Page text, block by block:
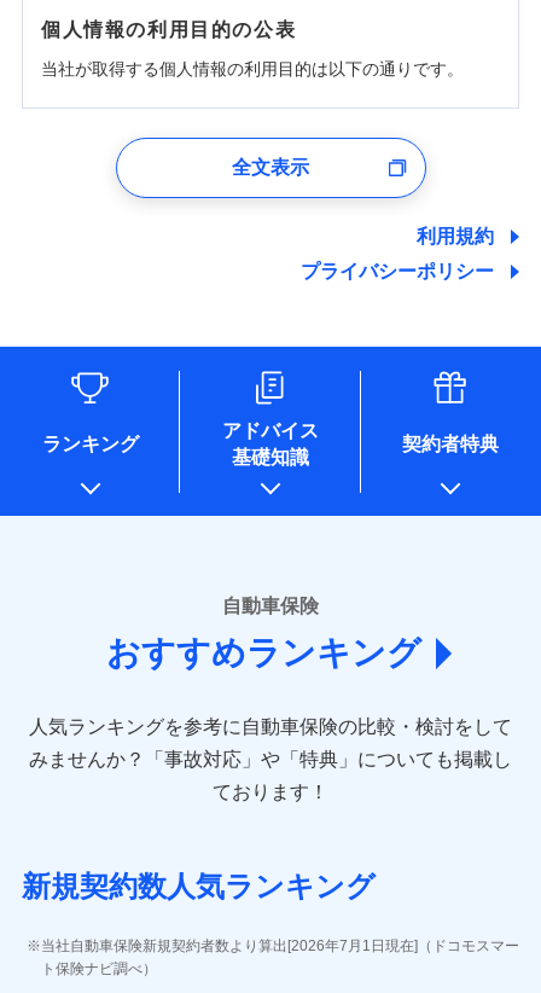
個人情報の利用目的の公表
当社が取得する個人情報の利用目的は以下の通りです。
ユーザー登録受付および、管理のため
しくは委託を受けている保険会社・提携会社の保険その他に
関する情報を提供し、金融商品等の契約を勧奨するため、ま
た維持管理等の委託業務遂行のため、またそれらに付帯、関
情報を取引のある他の保険会社の商品・サービスをご提案す
るために利用させていただくことがあります。）
各種セミナーの開催のため
コンサルティングサービスの実施のため
アンケートやキャンペーン等の実施のため
上記に係る案内・手続き・管理等付帯業務を行うため
* 当社が委託を受けている保険会社の情報は、保険会社のホ
ームページに掲載しておりますので、ご確認ください。
あいおいニッセイ同和損害保険株式会社
(https://www.aioinissaydowa.co.jp/)
アクサ損害保険株式会社 (https://www.axa-
direct.co.jp/)
sompo.co.jp/)
東京海上ダイレクト損害保険株式会社 (https://www.e-
AIG損害保険株式会社 (https://www.aig.co.jp/sonpo)
ジェイアイ傷害火災保険株式会社
ソニー損害保険株式会社
(https://www.sonysonpo.co.jp/)
全文表示
利用規約
プライバシーポリシー
ランキング
アドバイス
基礎知識
契約者特典
自動車保険
おすすめランキング
人気ランキングを参考に自動車保険の比較・検討をして
みませんか？
「事故対応」や「特典」についても掲載し
ております！
新規契約数人気ランキング
当社自動車保険新規契約者数より算出[2026年7月1日現在]（ドコモスマー
ト保険ナビ調べ）